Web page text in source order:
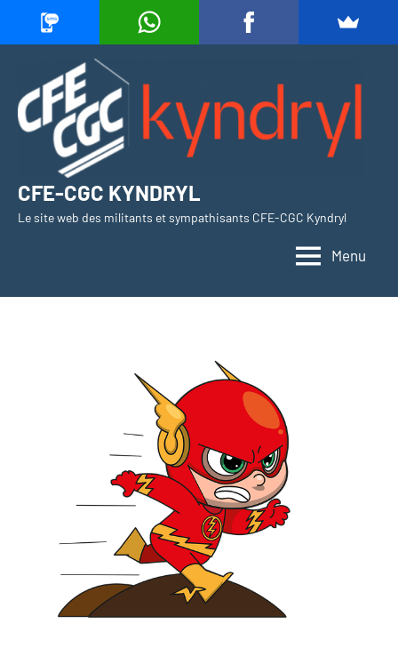
contenu
CFE-CGC KYNDRYL
Le site web des militants et sympathisants CFE-CGC Kyndryl
Menu